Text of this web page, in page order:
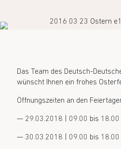
Das Team des Deutsch-
wünscht Ihnen ein frohes
Öffnungszeiten an den
— 29.03.2018 | 09.00 bis
— 30.03.2018 | 09.00 bis